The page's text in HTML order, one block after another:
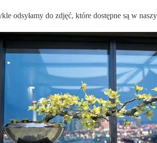
odsyłamy do zdjęć, które dostępne są w